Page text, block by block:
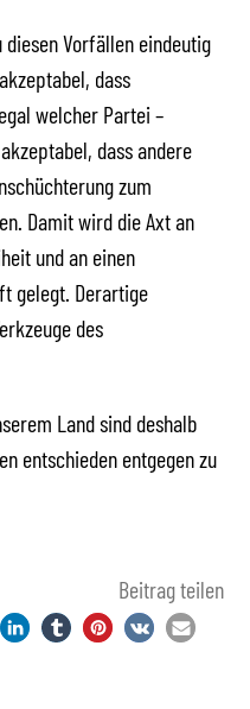
Vorfällen eindeutig
dass
welcher Partei –
dass andere
zum
Damit wird die Axt an
und an einen
gelegt. Derartige
des
Land sind deshalb
entschieden entgegen zu
Beitrag teilen